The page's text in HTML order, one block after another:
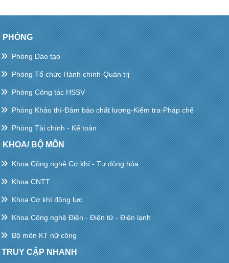
PHÒNG
Phòng Đào tạo
Phòng Tổ chức Hành chính-Quản trị
Phòng Công tác HSSV
Phòng Khảo thí-Đảm bảo chất lượng-Kiểm tra-Pháp chế
Phòng Tài chính - Kế toán
KHOA/ BỘ MÔN
Khoa Công nghệ Cơ khí - Tự động hóa
Khoa CNTT
Khoa Cơ khí động lực
Khoa Công nghệ Điện - Điện tử - Điện lạnh
Bộ môn KT nữ công
TRUY CẬP NHANH